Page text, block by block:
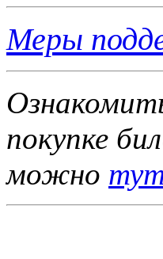
Меры
покупке
можно